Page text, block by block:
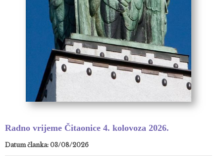
Radno vrijeme Čitaonice 4. kolovoza 2026.
Datum članka: 03/08/2026